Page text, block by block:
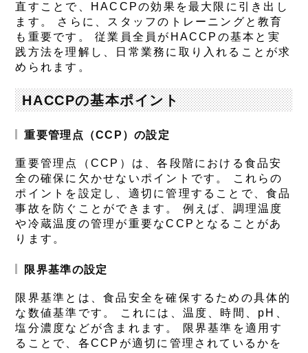
直すことで、HACCPの効果を最大限に引き出し
ます。 さらに、スタッフのトレーニングと教育
も重要です。 従業員全員がHACCPの基本と実
践方法を理解し、日常業務に取り入れることが求
められます。
HACCPの基本ポイント
重要管理点（CCP）の設定
重要管理点（CCP）は、各段階における食品安
全の確保に欠かせないポイントです。 これらの
ポイントを設定し、適切に管理することで、食品
事故を防ぐことができます。 例えば、調理温度
や冷蔵温度の管理が重要なCCPとなることがあ
ります。
限界基準の設定
限界基準とは、食品安全を確保するための具体的
な数値基準です。 これには、温度、時間、pH、
塩分濃度などが含まれます。 限界基準を適用す
ることで、各CCPが適切に管理されているかを